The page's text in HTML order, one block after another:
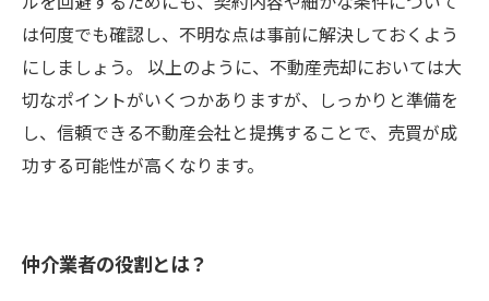
は何度でも確認し、不明な点は事前に解決しておくよう
にしましょう。 以上のように、不動産売却においては大
切なポイントがいくつかありますが、しっかりと準備を
し、信頼できる不動産会社と提携することで、売買が成
功する可能性が高くなります。
仲介業者の役割とは？